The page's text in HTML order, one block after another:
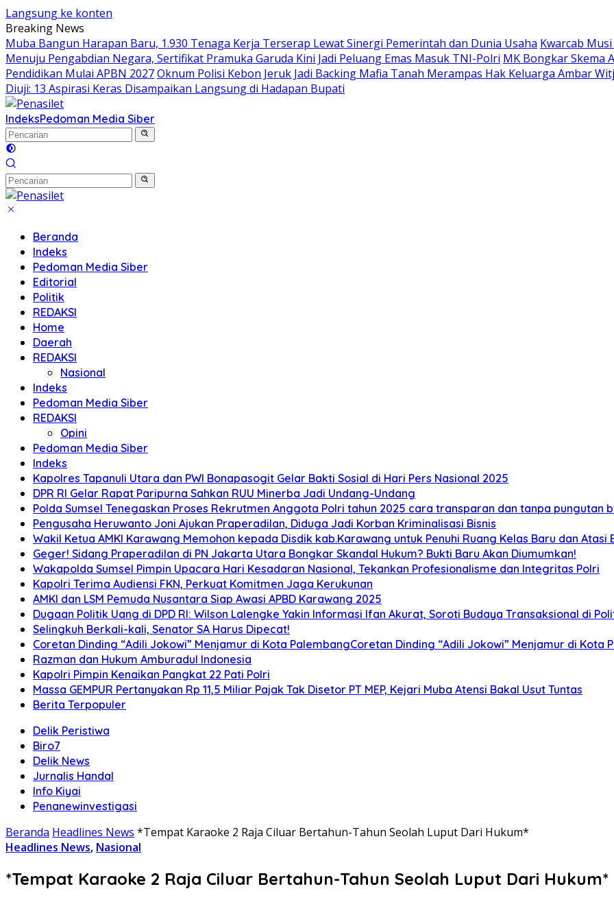
Langsung ke konten
Breaking News
Muba Bangun Harapan Baru, 1.930 Tenaga Kerja Terserap Lewat Sinergi Pemerintah dan Dunia Usaha Kwarcab
Menuju Pengabdian Negara, Sertifikat Pramuka Garuda Kini Jadi Peluang Emas Masuk TNI-Polri MK Bongkar Skema
Pendidikan Mulai APBN 2027Oknum Polisi Kebon Jeruk Jadi Backing Mafia Tanah Merampas Hak Keluarga Ambar
Diuji: 13 Aspirasi Keras Disampaikan Langsung di Hadapan Bupati
IndeksPedoman Media Siber
Beranda
Indeks
Pedoman Media Siber
Editorial
Politik
REDAKSI
Home
Daerah
REDAKSI
Nasional
Indeks
Pedoman Media Siber
REDAKSI
Opini
Pedoman Media Siber
Indeks
Kapolres Tapanuli Utara dan PWI Bonapasogit Gelar Bakti Sosial di Hari Pers Nasional 2025
DPR RI Gelar Rapat Paripurna Sahkan RUU Minerba Jadi Undang-Undang
Polda Sumsel Tenegaskan Proses Rekrutmen Anggota Polri tahun 2025 cara transparan dan tanpa pungutan
Pengusaha Heruwanto Joni Ajukan Praperadilan, Diduga Jadi Korban Kriminalisasi Bisnis
Wakil Ketua AMKI Karawang Memohon kepada Disdik kab.Karawang untuk Penuhi Ruang Kelas Baru dan Atasi
Geger! Sidang Praperadilan di PN Jakarta Utara Bongkar Skandal Hukum? Bukti Baru Akan Diumumkan!
Wakapolda Sumsel Pimpin Upacara Hari Kesadaran Nasional, Tekankan Profesionalisme dan Integritas Polri
Kapolri Terima Audiensi FKN, Perkuat Komitmen Jaga Kerukunan
AMKI dan LSM Pemuda Nusantara Siap Awasi APBD Karawang 2025
Dugaan Politik Uang di DPD RI: Wilson Lalengke Yakin Informasi Ifan Akurat, Soroti Budaya Transaksional di
Selingkuh Berkali-kali, Senator SA Harus Dipecat!
Coretan Dinding “Adili Jokowi” Menjamur di Kota PalembangCoretan Dinding “Adili Jokowi” Menjamur di Kota
Razman dan Hukum Amburadul Indonesia
Kapolri Pimpin Kenaikan Pangkat 22 Pati Polri
Massa GEMPUR Pertanyakan Rp 11,5 Miliar Pajak Tak Disetor PT MEP, Kejari Muba Atensi Bakal Usut Tuntas
Berita Terpopuler
Delik Peristiwa
Biro7
Delik News
Jurnalis Handal
Info Kiyai
Penanewinvestigasi
Beranda Headlines News *Tempat Karaoke 2 Raja Ciluar Bertahun-Tahun Seolah Luput Dari Hukum*
Headlines News, Nasional
*Tempat Karaoke 2 Raja Ciluar Bertahun-Tahun Seolah Luput Dari Hukum*